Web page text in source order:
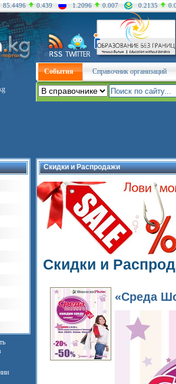
85.4496 0.439 1.2096 0.007 0.2135
События Справочник организаций
Скидки и Распродажи
Скидки и
«Среда